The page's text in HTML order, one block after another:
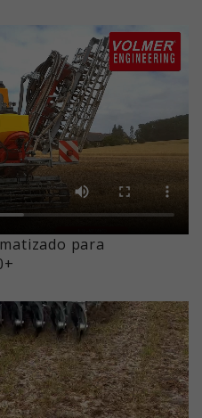
para